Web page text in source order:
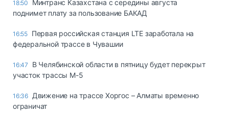
18:50
Минтранс Казахстана с середины августа
поднимет плату за пользование БАКАД
16:55 Первая российская станция LTE заработала на
федеральной трассе в Чувашии
16:47
В Челябинской области в пятницу будет перекрыт
участок трассы М-5
16:36 Движение на трассе Хоргос – Алматы временно
ограничат